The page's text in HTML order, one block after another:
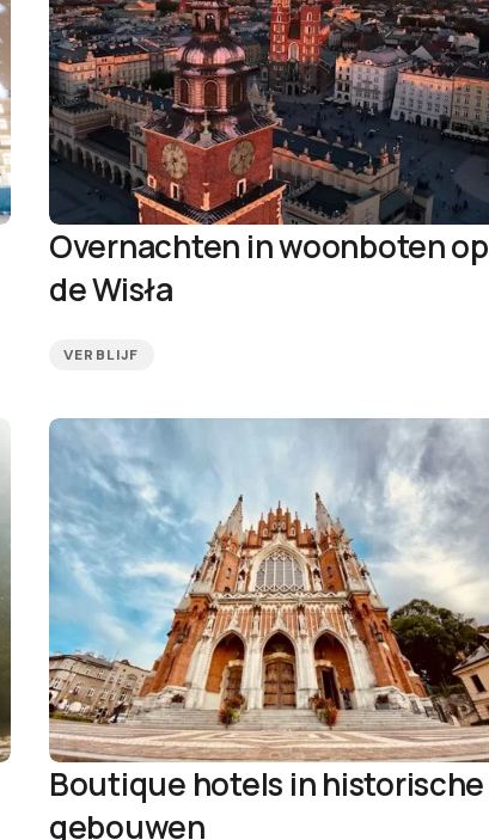
Overnachten in woonboten op
de Wisła
VERBLIJF
Boutique hotels in historische
gebouwen